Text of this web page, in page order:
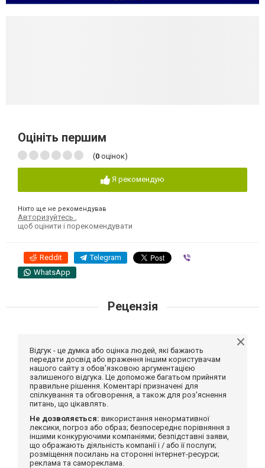
Оцініть першим
(0 оцінок)
Я рекомендую
Ніхто ще не рекомендував
Авторизуйтесь
щоб оцінити і порекомендувати
Reddit Telegram
WhatsApp
Рецензія
Відгук - це думка або оцінка людей, які бажають
передати досвід або враження іншим користувачам
нашого сайту з обов'язковою аргументацією
залишеного відгука. Це допоможе багатьом прийняти
правильне рішення. Коментарі призначені для
спілкування та обговорення, а також для роз'яснення
питань, що цікавлять.
Не дозволяється: використання ненормативної
лексики, погроз або образ; безпосереднє порівняння з
іншими конкуруючими компаніями; безпідставні заяви,
що ображають діяльність компанії і / або її послуги;
розміщення посилань на сторонні інтернет-ресурси;
реклама та самореклама.